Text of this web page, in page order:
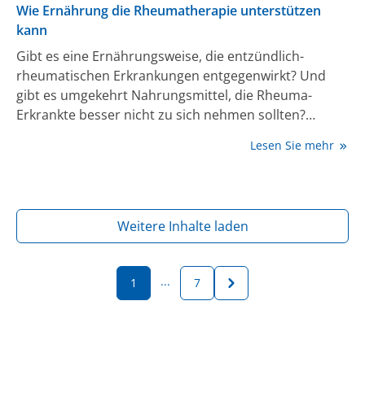
Wie Ernährung die Rheumatherapie unterstützen
kann
Gibt es eine Ernährungsweise, die entzündlich-
rheumatischen Erkrankungen entgegenwirkt? Und
gibt es umgekehrt Nahrungsmittel, die Rheuma-
Erkrankte besser nicht zu sich nehmen sollten?
Internetseiten. Wissenschaftliche Belege dafür, dass
Ernährungsinterventionen ist daher auch in
Fachkreisen umstritten. Expert:innen der Deutschen
sich nun des Themas angenommen, Studien
ausgewertet und daraus wissenschaftlich fundierte
Lesen Sie mehr
Weitere Inhalte laden
1 ... 7